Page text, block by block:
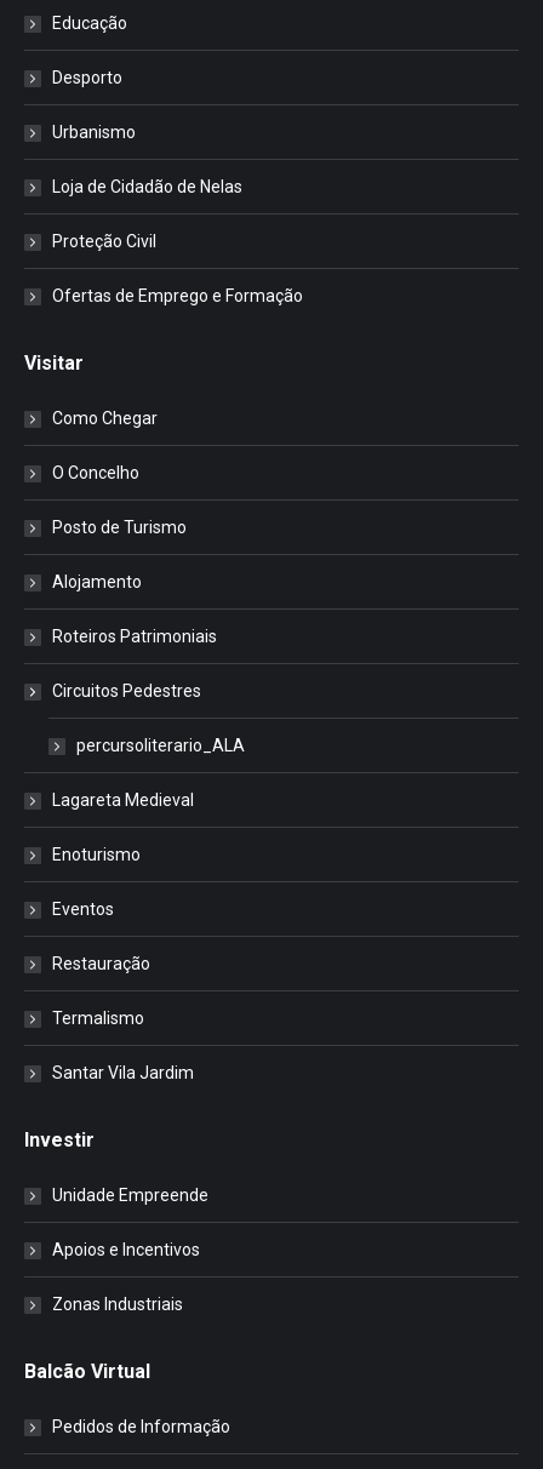
Educação
Desporto
Urbanismo
Loja de Cidadão de Nelas
Proteção Civil
Ofertas de Emprego e Formação
Visitar
Como Chegar
O Concelho
Posto de Turismo
Alojamento
Roteiros Patrimoniais
Circuitos Pedestres
percursoliterario_ALA
Lagareta Medieval
Enoturismo
Eventos
Restauração
Termalismo
Santar Vila Jardim
Investir
Unidade Empreende
Apoios e Incentivos
Zonas Industriais
Balcão Virtual
Pedidos de Informação